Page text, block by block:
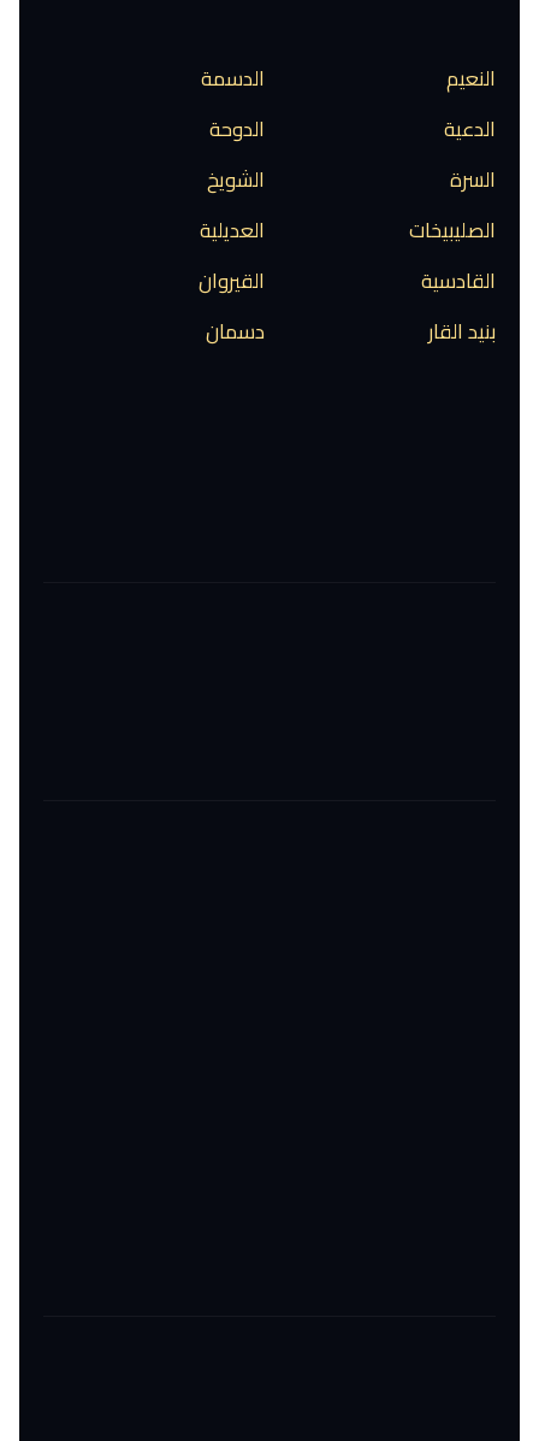
النعيم
الدسمة
الدعية
الدوحة
السرة
الشويخ
الصليبيخات
العديلية
القادسية
القيروان
بنيد القار
دسمان